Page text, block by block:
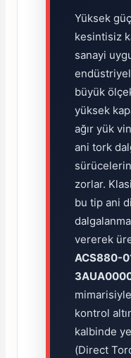
Yüksek
kesintisiz
sanayi
endüstriyel
büyük
yüksek
ağır yük
ani tork
zorlar.
bu tip ani
vererek
ACS880-
kontrol
kalbinde
(Direct